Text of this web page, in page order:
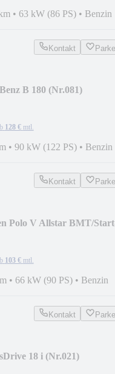
• 63 kW (86 PS) • Benzin
Kontakt
B 180 (Nr.081)
128 € mtl.
• 90 kW (122 PS) • Benzin
Kontakt
Polo V Allstar BMT/
103 € mtl.
• 66 kW (90 PS) • Benzin
Kontakt
18 i (Nr.021)